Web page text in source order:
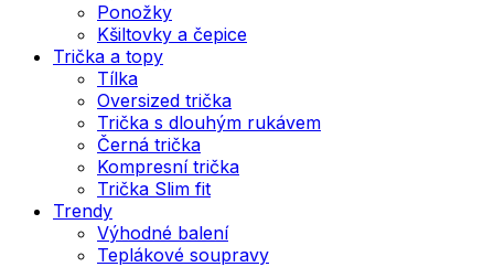
Ponožky
Kšiltovky a čepice
Trička a topy
Tílka
Oversized trička
Trička s dlouhým rukávem
Černá trička
Kompresní trička
Trička Slim fit
Trendy
Výhodné balení
Teplákové soupravy